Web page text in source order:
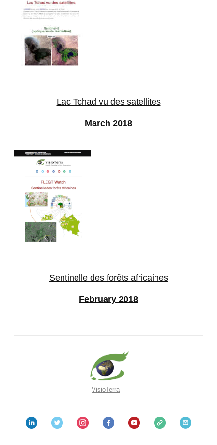
Lac Tchad vu des satellites
March 2018
Sentinelle des forêts africaines
February 2018
VisioTerra